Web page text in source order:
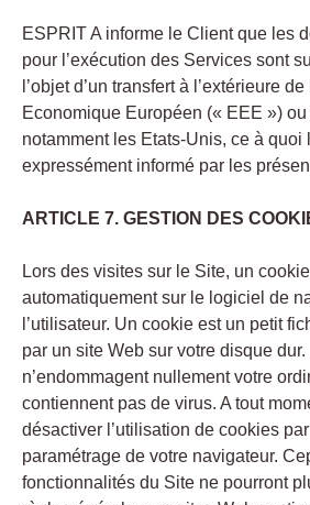
ESPRIT A informe le Client que les
pour l’exécution des Services sont
l’objet d’un transfert à l’extérieure
Economique Européen (« EEE »)
notamment les Etats-Unis, ce à quoi
expressément informé par les
ARTICLE 7. GESTION DES
Lors des visites sur le Site, un
automatiquement sur le logiciel de
l’utilisateur. Un cookie est un petit
par un site Web sur votre disque
n’endommagent nullement votre
contiennent pas de virus. A tout
désactiver l’utilisation de cookies
paramétrage de votre navigateur.
fonctionnalités du Site ne pourront